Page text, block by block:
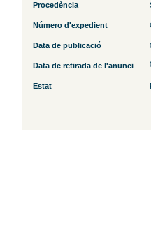
Procedència
Número d'expedient
Data de publicació
Data de retirada de l'anunci
Estat